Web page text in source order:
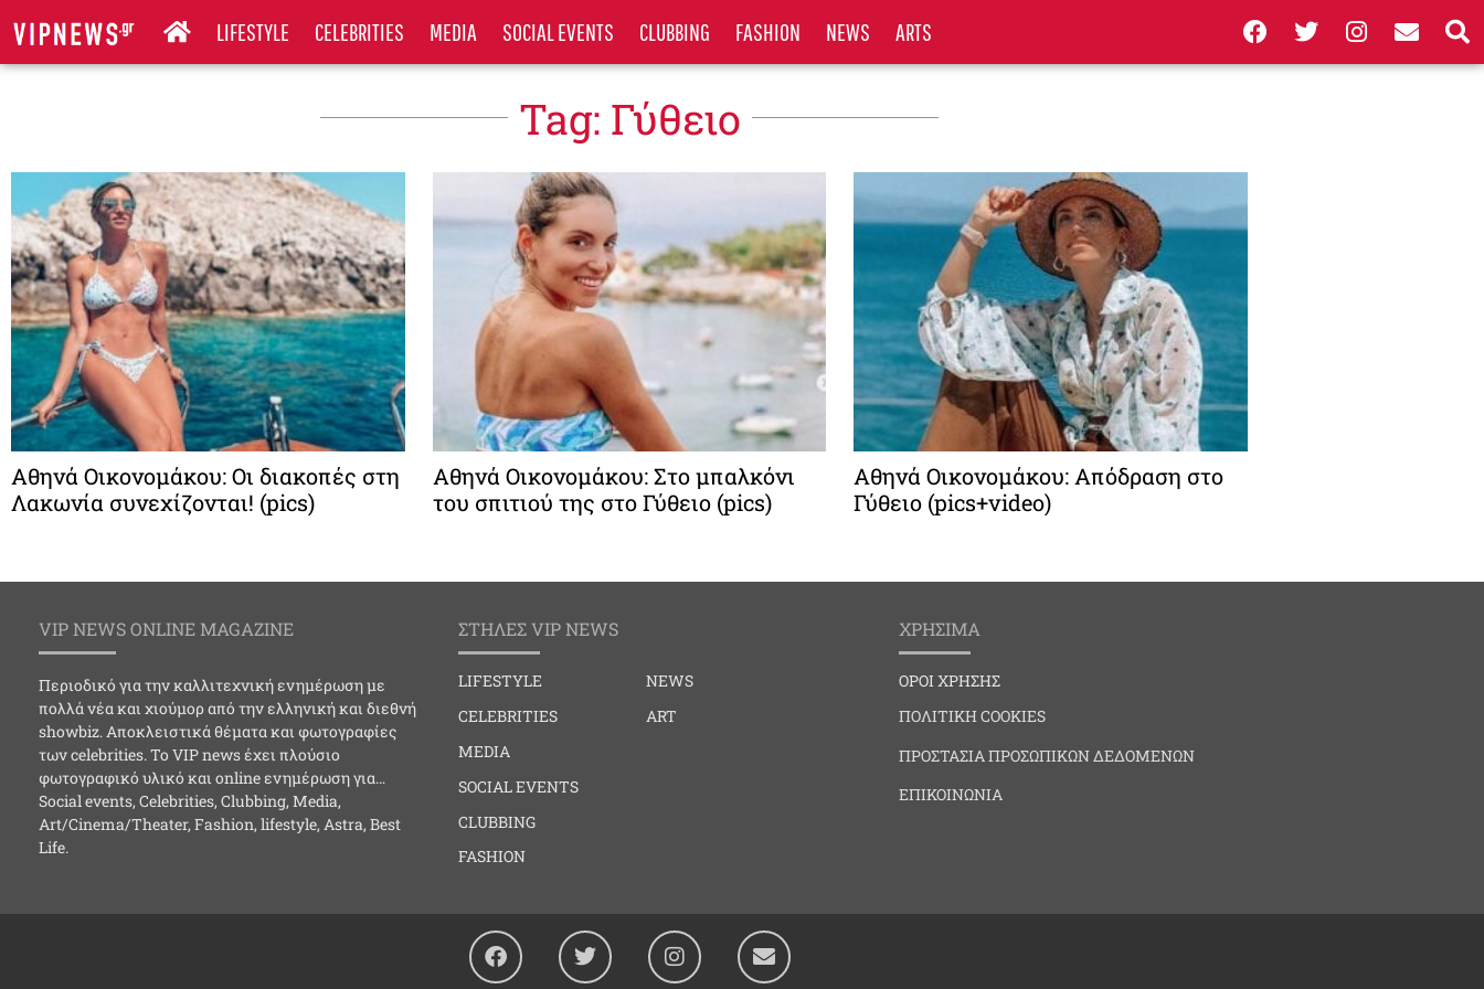
LIFESTYLE CELEBRITIES MEDIA SOCIAL EVENTS CLUBBING FASHION NEWS ARTS
Tag: Γύθειο
Αθηνά Οικονομάκου: Οι διακοπές στη
Λακωνία συνεχίζονται! (pics)
Αθηνά Οικονομάκου: Στο μπαλκόνι
του σπιτιού της στο Γύθειο (pics)
Αθηνά Οικονομάκου: Απόδραση στο
Γύθειο (pics+video)
VIP NEWS ONLINE MAGAZINE
Περιοδικό για την καλλιτεχνική ενημέρωση με
πολλά νέα και χιούμορ από την ελληνική και διεθνή
showbiz. Αποκλειστικά θέματα και φωτογραφίες
των celebrities. Το VIP news έχει πλούσιο
φωτογραφικό υλικό και online ενημέρωση για…
Social events, Celebrities, Clubbing, Media,
Art/Cinema/Theater, Fashion, lifestyle, Astra, Best
Life.
ΣΤΗΛΕΣ VIP NEWS
LIFESTYLE
CELEBRITIES
MEDIA
SOCIAL EVENTS
CLUBBING
FASHION
NEWS
ART
ΧΡΗΣΙΜΑ
ΟΡΟΙ ΧΡΗΣΗΣ
ΠΟΛΙΤΙΚΗ COOKIES
ΠΡΟΣΤΑΣΙΑ ΠΡΟΣΩΠΙΚΩΝ ΔΕΔΟΜΕΝΩΝ
ΕΠΙΚΟΙΝΩΝΙΑ